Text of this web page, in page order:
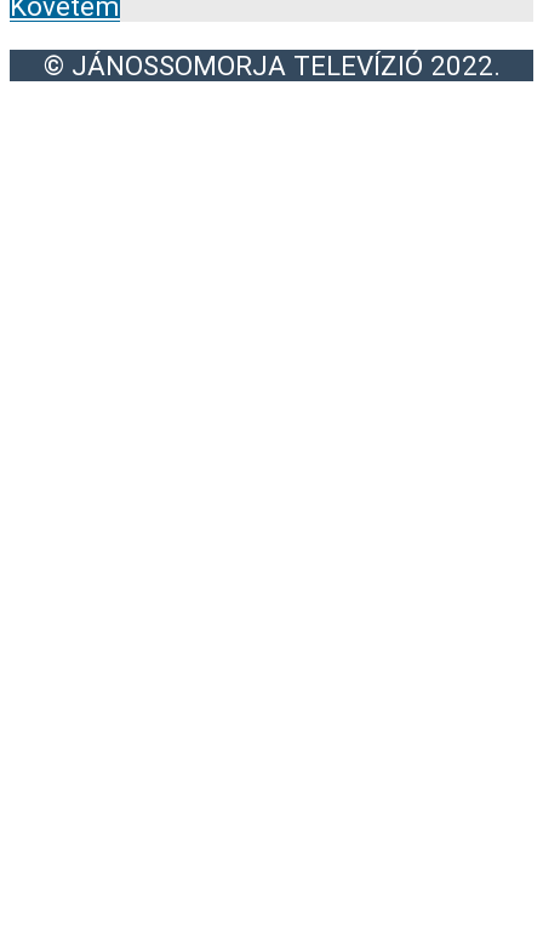
Követem
© JÁNOSSOMORJA TELEVÍZIÓ 2022.